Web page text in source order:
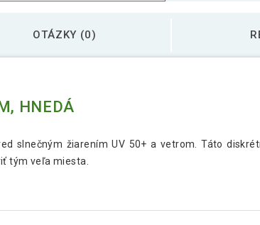
OTÁZKY (0)
HNEDÁ
slnečným žiarením UV 50+ a vetrom. Táto
tým veľa miesta.